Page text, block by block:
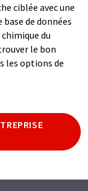
ciblée avec une
de données
du
le bon
les options de